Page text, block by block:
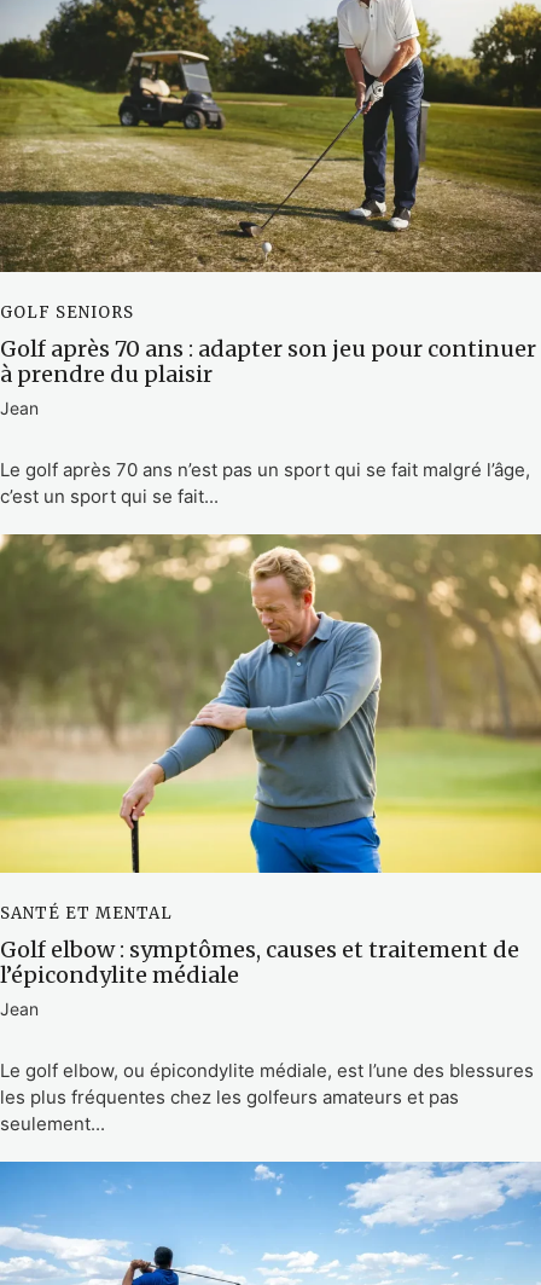
GOLF SENIORS
Golf après 70 ans : adapter son jeu pour continuer
à prendre du plaisir
Jean
Le golf après 70 ans n’est pas un sport qui se fait malgré l’âge,
c’est un sport qui se fait...
SANTÉ ET MENTAL
Golf elbow : symptômes, causes et traitement de
l’épicondylite médiale
Jean
Le golf elbow, ou épicondylite médiale, est l’une des blessures
les plus fréquentes chez les golfeurs amateurs et pas
seulement...